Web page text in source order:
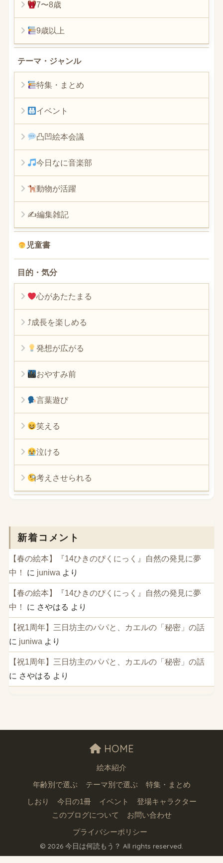
7〜8歳
9歳以上
テーマ・ジャンル
特集・まとめ
イベント
凸凹絵本会議
今日なに音楽部
動物が活躍
✍編集雑記
児童書
目的・気分
心があたたまる
⤴︎成長を楽しめる
発想が広がる
おやすみ前
言葉遊び
笑える
泣ける
考えさせられる
新着コメント
【春の絵本】『14ひきのぴくにっく』自然の発見に夢
中！
に juniwa より
【春の絵本】『14ひきのぴくにっく』自然の発見に夢
中！
に さやはる より
【祝1周年】三日坊主のパパと、カエルの「秘密」の話
に juniwa より
【祝1周年】三日坊主のパパと、カエルの「秘密」の話
に さやはる より
HOME
絵本紹介
年齢別で選ぶ テーマ別で選ぶ 特集・まとめ
しおり 今日の1冊 イベント
登場キャラクター
このブログについて
お問い合わせ
プライバシーポリシー
© 2026 今日は何読もう？ All rights reserved.